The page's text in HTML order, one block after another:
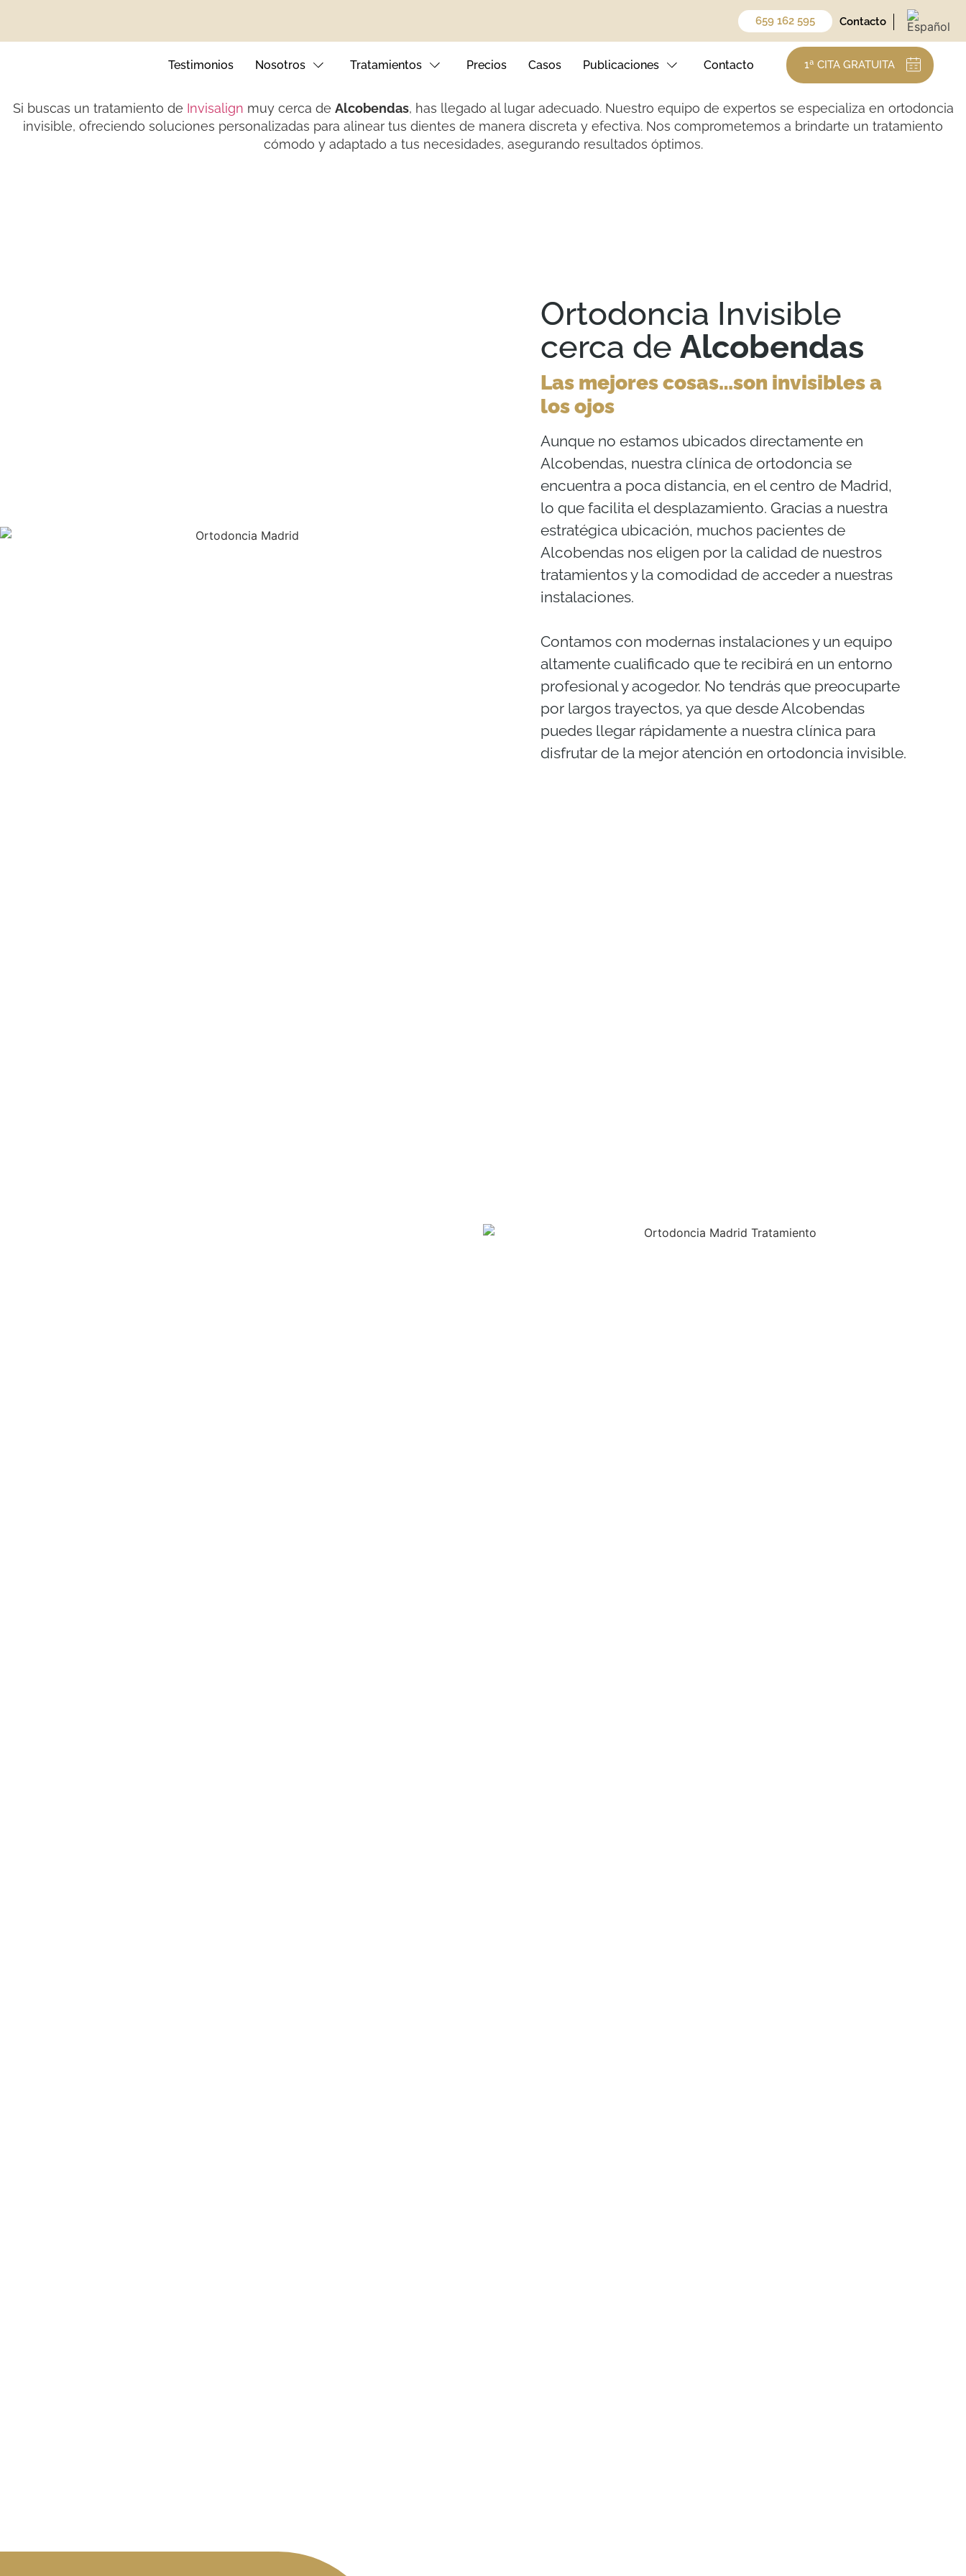
659 162 595 Contacto
Testimonios Nosotros Tratamientos Precios Casos Publicaciones Contacto 1ª CITA GRATUITA
Invisalign en Alcobendas
Si buscas un tratamiento de Invisalign muy cerca de Alcobendas, has llegado al lugar adecuado. Nuestro equipo de expertos se especializa en ortodoncia
invisible, ofreciendo soluciones personalizadas para alinear tus dientes de manera discreta y efectiva. Nos comprometemos a brindarte un tratamiento
cómodo y adaptado a tus necesidades, asegurando resultados óptimos.
Ortodoncia Invisible
cerca de Alcobendas
Las mejores cosas…son invisibles a
los ojos
Aunque no estamos ubicados directamente en
Alcobendas, nuestra clínica de ortodoncia se
encuentra a poca distancia, en el centro de Madrid,
lo que facilita el desplazamiento. Gracias a nuestra
estratégica ubicación, muchos pacientes de
Alcobendas nos eligen por la calidad de nuestros
tratamientos y la comodidad de acceder a nuestras
instalaciones.
Contamos con modernas instalaciones y un equipo
altamente cualificado que te recibirá en un entorno
profesional y acogedor. No tendrás que preocuparte
por largos trayectos, ya que desde Alcobendas
puedes llegar rápidamente a nuestra clínica para
disfrutar de la mejor atención en ortodoncia invisible.